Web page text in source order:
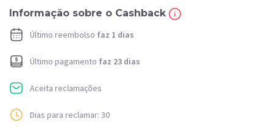
Informação sobre o Cashback
Último reembolso faz 1 dias
Último pagamento faz 23 dias
Aceita reclamações
Dias para reclamar: 30